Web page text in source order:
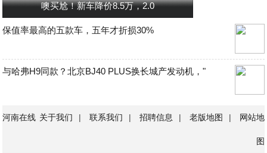
噢买尬！新车降价8.5万，2.0
保值率最高的五款车，五年才折损30%
与哈弗H9同款？北京BJ40 PLUS换长城产发动机，"
河南在线 关于我们 | 联系我们 | 招聘信息 | 老版地图 | 网站地
图